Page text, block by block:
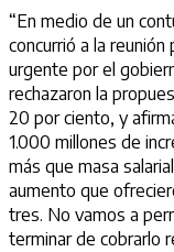
“En medio de un
concurrió a la
urgente por el
rechazaron la
20 por ciento, y
1.000 millones de
más que masa
aumento que
tres. No vamos a
terminar de cobrarlo